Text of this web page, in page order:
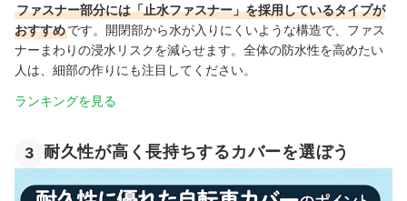
ファスナー部分には「止水ファスナー」を採用しているタイプが
おすすめです。開閉部から水が入りにくいような構造で、ファス
ナーまわりの浸水リスクを減らせます。全体の防水性を高めたい
人は、細部の作りにも注目してください。
ランキングを見る
3 耐久性が高く長持ちするカバーを選ぼう